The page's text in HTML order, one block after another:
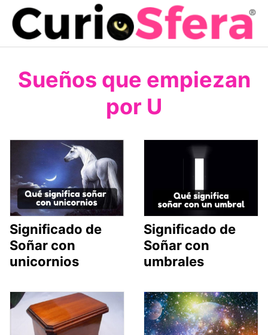
Saltar
contenido
Sueños que empiezan
por U
Significado de
Soñar con
unicornios
Significado de
Soñar con
umbrales